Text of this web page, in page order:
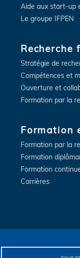
Aide aux start-up
Le groupe IFPEN
Recherche
Stratégie de
Compétences et
Ouverture et
Formation par la
Formation
Formation par la
Formation
Formation
Carrières